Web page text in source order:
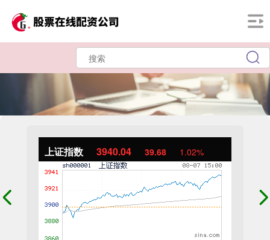
上证指数 3940.04 39.68 1.02%